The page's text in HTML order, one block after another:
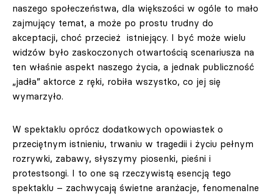
naszego społeczeństwa, dla większości w ogóle to mało
zajmujący temat, a może po prostu trudny do
akceptacji, choć przecież istniejący. I być może wielu
widzów było zaskoczonych otwartością scenariusza na
ten właśnie aspekt naszego życia, a jednak publiczność
„jadła” aktorce z ręki, robiła wszystko, co jej się
wymarzyło.
W spektaklu oprócz dodatkowych opowiastek o
przeciętnym istnieniu, trwaniu w tragedii i życiu pełnym
rozrywki, zabawy, słyszymy piosenki, pieśni i
protestsongi. I to one są rzeczywistą esencją tego
spektaklu – zachwycają świetne aranżacje, fenomenalne